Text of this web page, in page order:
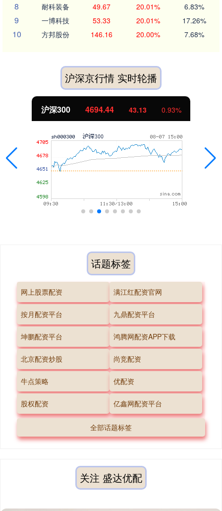
8 耐科装备 49.67 20.01% 6.83%
9 一博科技 53.33 20.01% 17.26%
10 方邦股份 146.16 20.00% 7.68%
沪深京行情 实时轮播
沪深300 4694.44 43.13 0.93%
话题标签
网上股票配资 满江红配资官网
按月配资平台 九鼎配资平台
坤鹏配资平台 鸿腾网配资APP下载
北京配资炒股 尚竞配资
牛点策略 优配资
股权配资 亿鑫网配资平台
全部话题标签
关注 盛达优配